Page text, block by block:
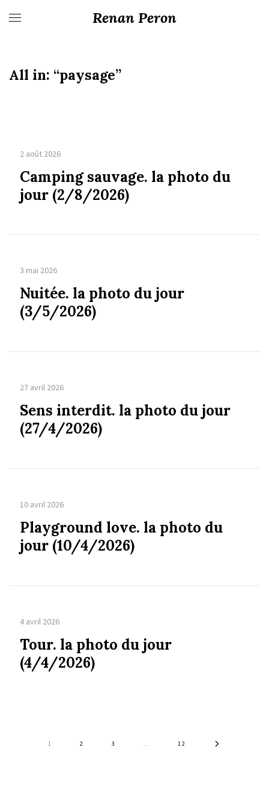
Renan Peron
All in: “paysage”
2 août 2026
Camping sauvage. la photo du
jour (2/8/2026)
3 mai 2026
Nuitée. la photo du jour
(3/5/2026)
27 avril 2026
Sens interdit. la photo du jour
(27/4/2026)
10 avril 2026
Playground love. la photo du
jour (10/4/2026)
4 avril 2026
Tour. la photo du jour
(4/4/2026)
1 2 3 … 12